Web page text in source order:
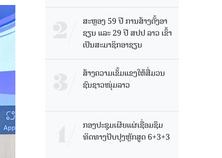
ສະຫຼອງ 59 ປີ ການສ້າງຕັ້ງອາ
ຊຽນ ແລະ 29 ປີ ສປປ ລາວ ເຂົ້າ
ເປັນສະມາຊິກອາຊຽນ
ສ້າງຄວາມເຂັ້ມແຂງໃຫ້ສື່ມວນ
ຊົນຊາວໜຸ່ມລາວ
ກອງປະຊຸມເຜີຍແຜ່ເຊື່ອມຊຶມ
ທິດທາງປັບປຸງຫຼັກສູດ 6+3+3